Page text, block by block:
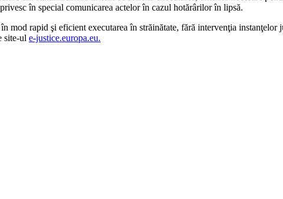
în special comunicarea actelor în cazul hotărârilor în lipsă.
rapid şi eficient executarea în străinătate, fără intervenţia instanţelor
site-ul e-justice.europa.eu.